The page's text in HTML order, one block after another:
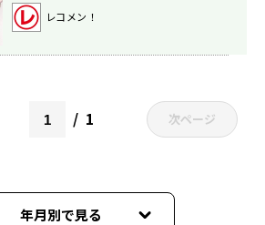
展開に！
レコメン！
1 次ページ
年月別で見る